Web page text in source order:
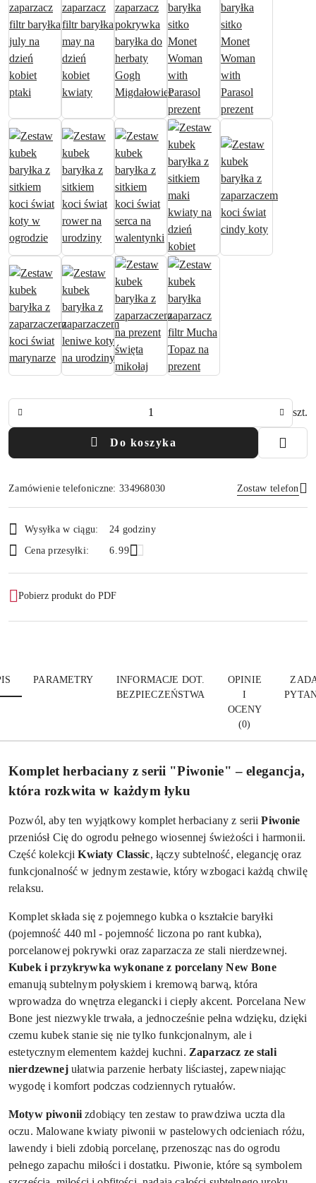
szt.
Do koszyka
Zamówienie telefoniczne: 334968030 Zostaw telefon
i
dostawa
Wysyłka w ciągu:
24 godziny
Cena przesyłki:
6.99
Pobierz produkt do PDF
PARAMETRY
INFORMACJE DOT.
BEZPIECZEŃSTWA
OPINIE
I
OCENY
(0)
Komplet herbaciany z serii "Piwonie" – elegancja,
która rozkwita w każdym łyku
Pozwól, aby ten wyjątkowy komplet herbaciany z seriiPiwonie
przeniósł Cię do ogrodu pełnego wiosennej świeżości i harmonii.
Część kolekcjiKwiaty Classic, łączy subtelność, elegancję oraz
funkcjonalność w jednym zestawie, który wzbogaci każdą chwilę
relaksu.
Komplet składa się z pojemnego kubka o kształcie baryłki
(pojemność 440 ml - pojemność liczona po rant kubka),
porcelanowej pokrywki oraz zaparzacza ze stali nierdzewnej.
Kubek i przykrywka wykonane z porcelany New Bone
emanują subtelnym połyskiem i kremową barwą, która
wprowadza do wnętrza elegancki i ciepły akcent. Porcelana New
Bone jest niezwykle trwała, a jednocześnie pełna wdzięku, dzięki
czemu kubek stanie się nie tylko funkcjonalnym, ale i
estetycznym elementem każdej kuchni. Zaparzacz ze stali
nierdzewnejułatwia parzenie herbaty liściastej, zapewniając
wygodę i komfort podczas codziennych rytuałów.
Motyw piwonii zdobiący ten zestaw to prawdziwa uczta dla
oczu. Malowane kwiaty piwonii w pastelowych odcieniach różu,
lawendy i bieli zdobią porcelanę, przenosząc nas do ogrodu
pełnego zapachu miłości i dostatku. Piwonie, które są symbolem